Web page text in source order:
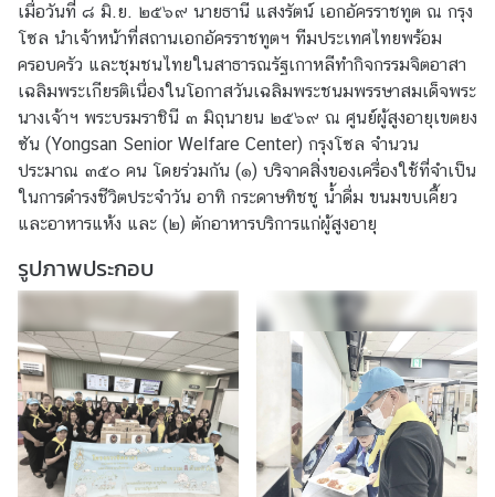
า
น
เ
อ
ก
อั
ค
ร
ร
ช
ต
บ
ริ
ก
า
เมื่อวันที่ ๘ มิ.ย. ๒๕๖๙ นายธานี แสงรัตน์ เอกอัครราชทูต ณ กรุง
โซล นำเจ้าหน้าที่สถานเอกอัครราชทูตฯ ทีมประเทศไทยพร้อม
ครอบครัว และชุมชนไทยในสาธารณรัฐเกาหลีทำกิจกรรมจิตอาสา
เฉลิมพระเกียรติเนื่องในโอกาสวันเฉลิมพระชนมพรรษาสมเด็จพระ
นางเจ้าฯ พระบรมราชินี ๓ มิถุนายน ๒๕๖๙ ณ ศูนย์ผู้สูงอายุเขตยง
ซัน (Yongsan Senior Welfare Center) กรุงโซล จำนวน
ประมาณ ๓๕๐ คน โดยร่วมกัน (๑) บริจาคสิ่งของเครื่องใช้ที่จำเป็น
ในการดำรงชีวิตประจำวัน อาทิ กระดาษทิชชู น้ำดื่ม ขนมขบเคี้ยว
และอาหารแห้ง และ (๒) ตักอาหารบริการแก่ผู้สูงอายุ
รูปภาพประกอบ